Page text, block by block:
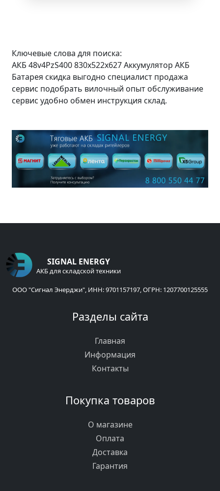
Ключевые слова для поиска:
АКБ 48v4PzS400 830x522x627 Аккумулятор АКБ
Батарея скидка выгодно специалист продажа
сервис подобрать вилочный опыт обслуживание
сервис удобно обмен инструкция склад.
SIGNAL ENERGY
АКБ для складской техники
ООО "Сигнал Энерджи", ИНН: 9701157197, ОГРН: 1207700125555
Разделы сайта
Главная
Информация
Контакты
Покупка товаров
О магазине
Оплата
Доставка
Гарантия